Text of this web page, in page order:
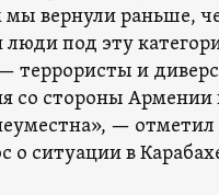
мы вернули раньше,
люди под эту
террористы и
со стороны Армении
— отметил
о ситуации в